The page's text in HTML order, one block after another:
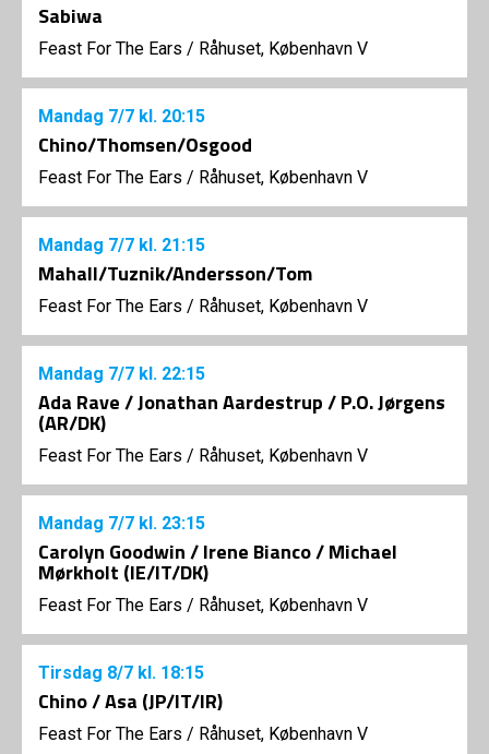
Sabiwa
Feast For The Ears / Råhuset, København V
Mandag 7/7 kl. 20:15
Chino/Thomsen/Osgood
Feast For The Ears / Råhuset, København V
Mandag 7/7 kl. 21:15
Mahall/Tuznik/Andersson/Tom
Feast For The Ears / Råhuset, København V
Mandag 7/7 kl. 22:15
Ada Rave / Jonathan Aardestrup / P.O. Jørgens
(AR/DK)
Feast For The Ears / Råhuset, København V
Mandag 7/7 kl. 23:15
Carolyn Goodwin / Irene Bianco / Michael
Mørkholt (IE/IT/DK)
Feast For The Ears / Råhuset, København V
Tirsdag 8/7 kl. 18:15
Chino / Asa (JP/IT/IR)
Feast For The Ears / Råhuset, København V